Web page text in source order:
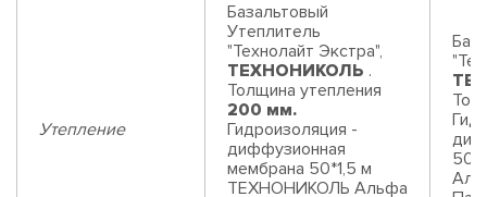
Утепление
Базальтовый
Утеплитель
"Технолайт Экстра",
ТЕХНОНИКОЛЬ .
Толщина утепления
200 мм.
Гидроизоляция -
диффузионная
мембрана 50*1,5 м
ТЕХНОНИКОЛЬ Альфа